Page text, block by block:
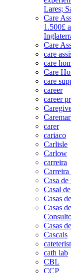
Lares;
Care
1.500£
Care
care
care
Care
care
career
career
carer
cariaco
Carlisle
Carlow
carreira
Carreira
Casa de
Casal
Casas
Casas
Casas
Cascais
cath lab
CBL
CCP